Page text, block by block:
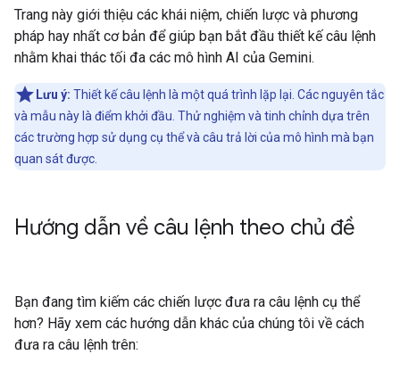
Trang này giới thiệu các khái niệm, chiến lược và phương
pháp hay nhất cơ bản để giúp bạn bắt đầu thiết kế câu lệnh
nhằm khai thác tối đa các mô hình AI của Gemini.
Lưu ý: Thiết kế câu lệnh là một quá trình lặp lại. Các nguyên tắc
và mẫu này là điểm khởi đầu. Thử nghiệm và tinh chỉnh dựa trên
các trường hợp sử dụng cụ thể và câu trả lời của mô hình mà bạn
quan sát được.
Hướng dẫn về câu lệnh theo chủ đề
Bạn đang tìm kiếm các chiến lược đưa ra câu lệnh cụ thể
hơn? Hãy xem các hướng dẫn khác của chúng tôi về cách
đưa ra câu lệnh trên: